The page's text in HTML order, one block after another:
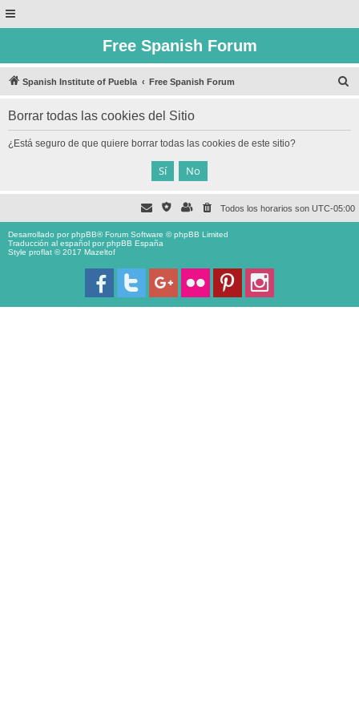
Free Spanish Forum
Spanish Institute of Puebla Free Spanish Forum
Borrar todas las cookies del Sitio
¿Está seguro de que quiere borrar todas las cookies de este sitio?
Todos los horarios son UTC-05:00
Desarrollado porphpBB® Forum Software © phpBB Limited
Traducción al español porphpBB España
Style proflat © 2017 Mazeltof